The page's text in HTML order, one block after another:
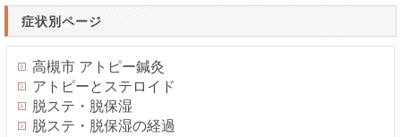
症状別ページ
高槻市 アトピー鍼灸
アトピーとステロイド
脱ステ・脱保湿
脱ステ・脱保湿の経過